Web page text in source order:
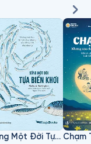
Sống Một Đời Tựa Biển Khơi Chạm